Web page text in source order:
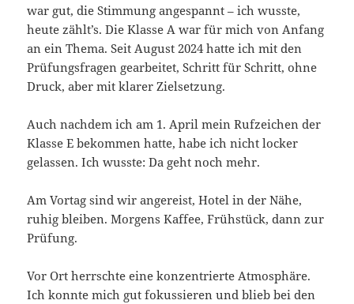
war gut, die Stimmung angespannt – ich wusste,
heute zählt’s. Die Klasse A war für mich von Anfang
an ein Thema. Seit August 2024 hatte ich mit den
Prüfungsfragen gearbeitet, Schritt für Schritt, ohne
Druck, aber mit klarer Zielsetzung.
Auch nachdem ich am 1. April mein Rufzeichen der
Klasse E bekommen hatte, habe ich nicht locker
gelassen. Ich wusste: Da geht noch mehr.
Am Vortag sind wir angereist, Hotel in der Nähe,
ruhig bleiben. Morgens Kaffee, Frühstück, dann zur
Prüfung.
Vor Ort herrschte eine konzentrierte Atmosphäre.
Ich konnte mich gut fokussieren und blieb bei den